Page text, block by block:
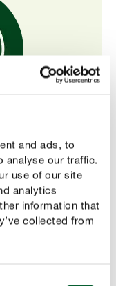
and ads, to
analyse our traffic.
use of our site
analytics
information that
collected from
předchází
podporuje zdravý